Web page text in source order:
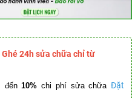
24h sửa chữa chỉ từ
đến10% chi phí sửa chữa Đặt